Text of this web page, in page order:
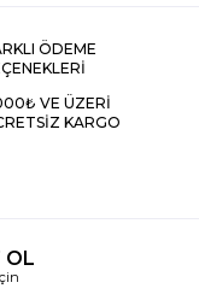
ÖDEME
VE ÜZERİ
KARGO
OL